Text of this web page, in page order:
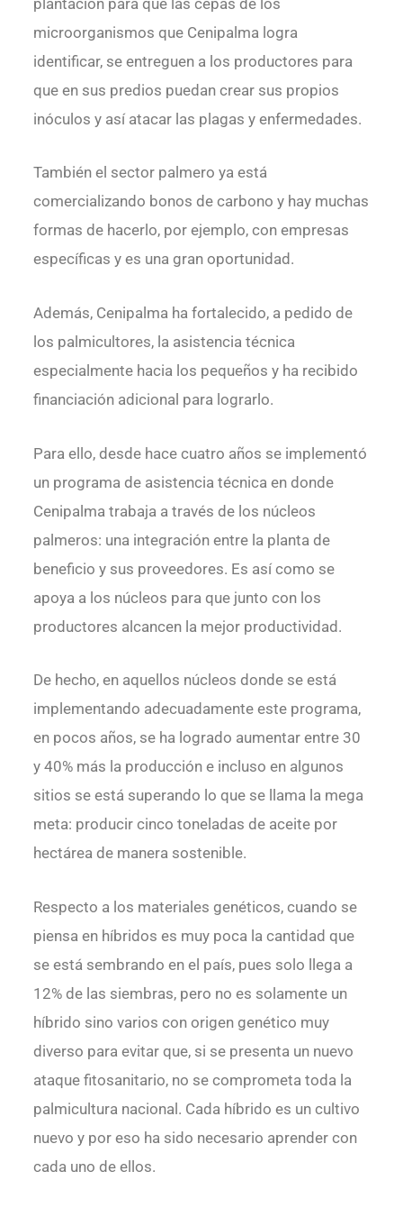
microorganismos que Cenipalma logra
identificar, se entreguen a los productores para
que en sus predios puedan crear sus propios
inóculos y así atacar las plagas y enfermedades.
También el sector palmero ya está
comercializando bonos de carbono y hay muchas
formas de hacerlo, por ejemplo, con empresas
específicas y es una gran oportunidad.
Además, Cenipalma ha fortalecido, a pedido de
los palmicultores, la asistencia técnica
especialmente hacia los pequeños y ha recibido
financiación adicional para lograrlo.
Para ello, desde hace cuatro años se implementó
un programa de asistencia técnica en donde
Cenipalma trabaja a través de los núcleos
palmeros: una integración entre la planta de
beneficio y sus proveedores. Es así como se
apoya a los núcleos para que junto con los
productores alcancen la mejor productividad.
De hecho, en aquellos núcleos donde se está
implementando adecuadamente este programa,
en pocos años, se ha logrado aumentar entre 30
y 40% más la producción e incluso en algunos
sitios se está superando lo que se llama la mega
meta: producir cinco toneladas de aceite por
hectárea de manera sostenible.
Respecto a los materiales genéticos, cuando se
piensa en híbridos es muy poca la cantidad que
se está sembrando en el país, pues solo llega a
12% de las siembras, pero no es solamente un
híbrido sino varios con origen genético muy
diverso para evitar que, si se presenta un nuevo
ataque fitosanitario, no se comprometa toda la
palmicultura nacional. Cada híbrido es un cultivo
nuevo y por eso ha sido necesario aprender con
cada uno de ellos.